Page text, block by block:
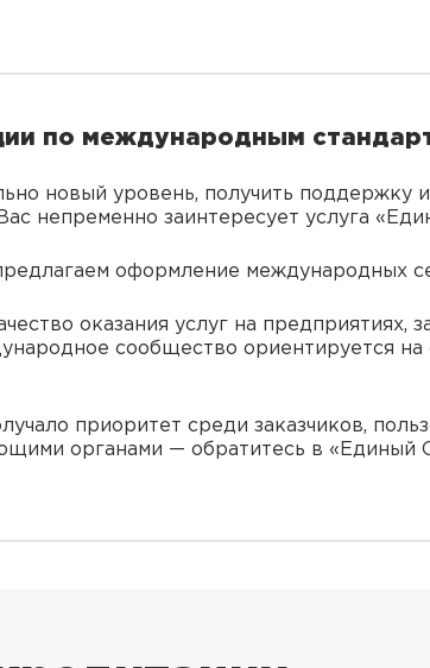
по международным
новый уровень, получить поддержку
непременно заинтересует услуга
оформление международных
оказания услуг на предприятиях,
сообщество ориентируется на
приоритет среди заказчиков,
органами — обратитесь в «Единый